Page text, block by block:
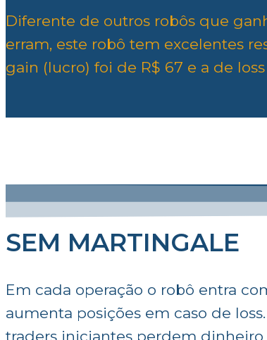
Diferente de outros robôs que
erram, este robô tem excelentes
gain (lucro) foi de R$ 67 e a de
SEM MARTINGALE
Em cada operação o robô entra
aumenta posições em caso de
traders iniciantes perdem dinheiro